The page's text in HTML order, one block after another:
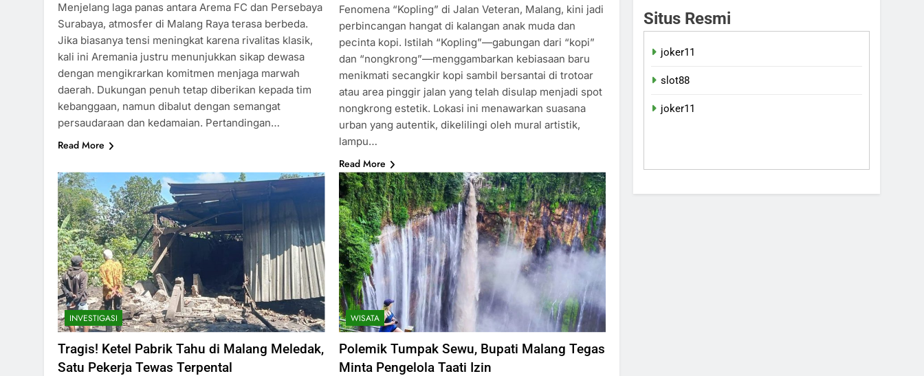
Menjelang laga panas antara Arema FC dan Persebaya
Surabaya, atmosfer di Malang Raya terasa berbeda.
Jika biasanya tensi meningkat karena rivalitas klasik,
kali ini Aremania justru menunjukkan sikap dewasa
dengan mengikrarkan komitmen menjaga marwah
daerah. Dukungan penuh tetap diberikan kepada tim
kebanggaan, namun dibalut dengan semangat
persaudaraan dan kedamaian. Pertandingan…
Read More
Fenomena “Kopling” di Jalan Veteran, Malang, kini jadi
perbincangan hangat di kalangan anak muda dan
pecinta kopi. Istilah “Kopling”—gabungan dari “kopi”
dan “nongkrong”—menggambarkan kebiasaan baru
menikmati secangkir kopi sambil bersantai di trotoar
atau area pinggir jalan yang telah disulap menjadi spot
nongkrong estetik. Lokasi ini menawarkan suasana
urban yang autentik, dikelilingi oleh mural artistik,
lampu…
Read More
INVESTIGASI
Tragis! Ketel Pabrik Tahu di Malang Meledak,
Satu Pekerja Tewas Terpental
WISATA
Polemik Tumpak Sewu, Bupati Malang Tegas
Minta Pengelola Taati Izin
Situs Resmi
joker11
slot88
joker11